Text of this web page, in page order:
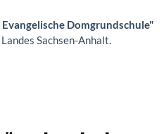
Domgrundschule"
Sachsen-Anhalt.